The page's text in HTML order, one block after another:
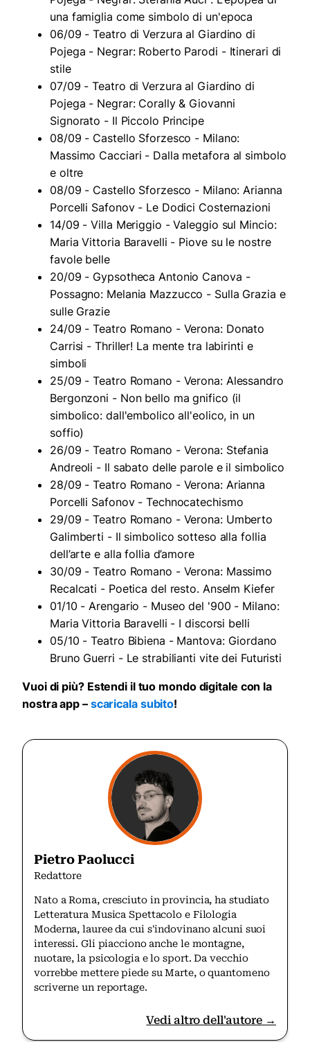
una famiglia come simbolo di un'epoca
06/09 - Teatro di Verzura al Giardino di
Pojega - Negrar: Roberto Parodi - Itinerari di
stile
07/09 - Teatro di Verzura al Giardino di
Pojega - Negrar: Corally & Giovanni
Signorato - Il Piccolo Principe
08/09 - Castello Sforzesco - Milano:
Massimo Cacciari - Dalla metafora al simbolo
e oltre
08/09 - Castello Sforzesco - Milano: Arianna
Porcelli Safonov - Le Dodici Costernazioni
14/09 - Villa Meriggio - Valeggio sul Mincio:
Maria Vittoria Baravelli - Piove su le nostre
favole belle
20/09 - Gypsotheca Antonio Canova -
Possagno: Melania Mazzucco - Sulla Grazia e
sulle Grazie
24/09 - Teatro Romano - Verona: Donato
Carrisi - Thriller! La mente tra labirinti e
simboli
25/09 - Teatro Romano - Verona: Alessandro
Bergonzoni - Non bello ma gnifico (il
simbolico: dall'embolico all'eolico, in un
soffio)
26/09 - Teatro Romano - Verona: Stefania
Andreoli - Il sabato delle parole e il simbolico
28/09 - Teatro Romano - Verona: Arianna
Porcelli Safonov - Technocatechismo
29/09 - Teatro Romano - Verona: Umberto
Galimberti - Il simbolico sotteso alla follia
dell’arte e alla follia d’amore
30/09 - Teatro Romano - Verona: Massimo
Recalcati - Poetica del resto. Anselm Kiefer
01/10 - Arengario - Museo del '900 - Milano:
Maria Vittoria Baravelli - I discorsi belli
05/10 - Teatro Bibiena - Mantova: Giordano
Bruno Guerri - Le strabilianti vite dei Futuristi
Vuoi di più? Estendi il tuo mondo digitale con la
nostra app – scaricala subito!
Pietro Paolucci
Redattore
Nato a Roma, cresciuto in provincia, ha studiato
Letteratura Musica Spettacolo e Filologia
Moderna, lauree da cui s'indovinano alcuni suoi
interessi. Gli piacciono anche le montagne,
nuotare, la psicologia e lo sport. Da vecchio
vorrebbe mettere piede su Marte, o quantomeno
scriverne un reportage.
Vedi altro dell'autore →